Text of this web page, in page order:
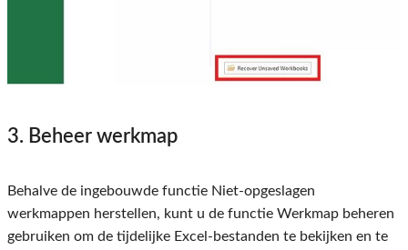
3. Beheer werkmap
Behalve de ingebouwde functie Niet-opgeslagen
werkmappen herstellen, kunt u de functie Werkmap beheren
gebruiken om de tijdelijke Excel-bestanden te bekijken en te